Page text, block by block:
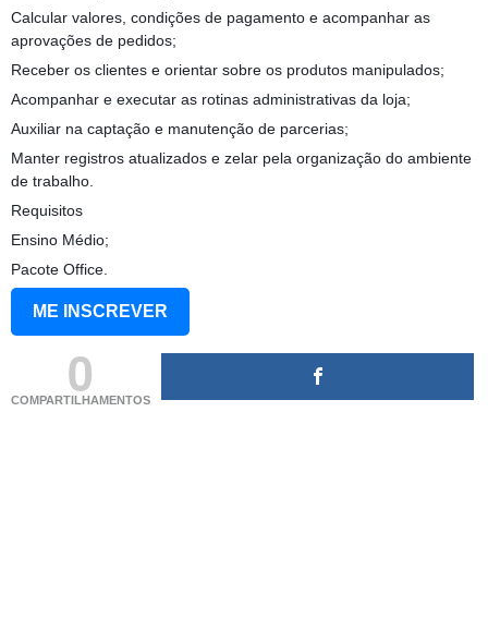
Calcular valores, condições de pagamento e acompanhar as
aprovações de pedidos;
Receber os clientes e orientar sobre os produtos manipulados;
Acompanhar e executar as rotinas administrativas da loja;
Auxiliar na captação e manutenção de parcerias;
Manter registros atualizados e zelar pela organização do ambiente
de trabalho.
Requisitos
Ensino Médio;
Pacote Office.
ME INSCREVER
0
COMPARTILHAMENTOS